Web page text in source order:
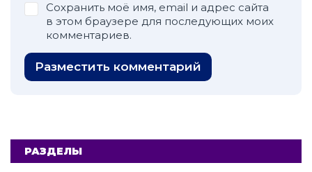
Сохранить моё имя, email и адрес сайта
в этом браузере для последующих моих
комментариев.
Разместить комментарий
РАЗДЕЛЫ